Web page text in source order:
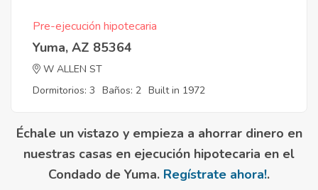
Pre-ejecución hipotecaria
Yuma, AZ 85364
W ALLEN ST
Dormitorios: 3 Baños: 2 Built in 1972
Échale un vistazo y empieza a ahorrar dinero en
nuestras casas en ejecución hipotecaria en el
Condado de Yuma. Regístrate ahora!.